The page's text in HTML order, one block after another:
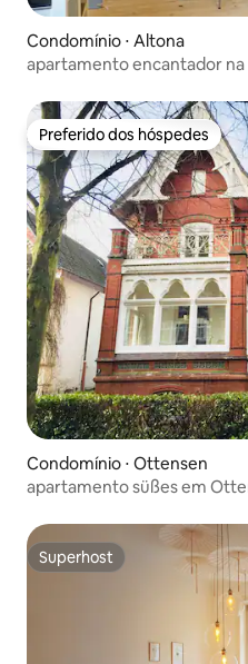
Condomínio ⋅ Altona
apartamento encantador na
Preferido dos hóspedes
Preferido dos hóspedes
Condomínio ⋅ Ottensen
apartamento süßes em
Superhost
Superhost